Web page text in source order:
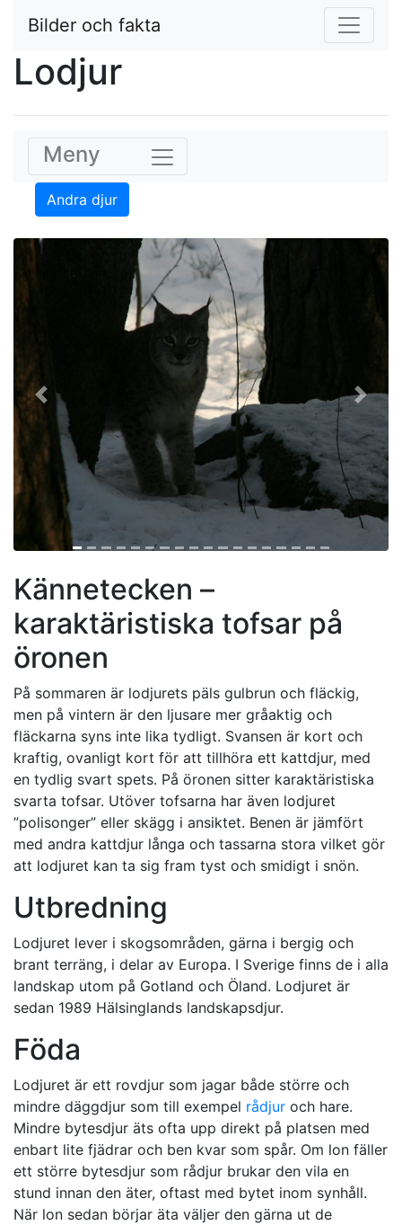
Bilder och fakta
Lodjur
Meny
Andra djur
Kännetecken –
karaktäristiska tofsar på
öronen
På sommaren är lodjurets päls gulbrun och fläckig,
men på vintern är den ljusare mer gråaktig och
fläckarna syns inte lika tydligt. Svansen är kort och
kraftig, ovanligt kort för att tillhöra ett kattdjur, med
en tydlig svart spets. På öronen sitter karaktäristiska
svarta tofsar. Utöver tofsarna har även lodjuret
”polisonger” eller skägg i ansiktet. Benen är jämfört
med andra kattdjur långa och tassarna stora vilket gör
att lodjuret kan ta sig fram tyst och smidigt i snön.
Utbredning
Lodjuret lever i skogsområden, gärna i bergig och
brant terräng, i delar av Europa. I Sverige finns de i alla
landskap utom på Gotland och Öland. Lodjuret är
sedan 1989 Hälsinglands landskapsdjur.
Föda
Lodjuret är ett rovdjur som jagar både större och
mindre däggdjur som till exempel rådjur och hare.
Mindre bytesdjur äts ofta upp direkt på platsen med
enbart lite fjädrar och ben kvar som spår. Om lon fäller
ett större bytesdjur som rådjur brukar den vila en
stund innan den äter, oftast med bytet inom synhåll.
När lon sedan börjar äta väljer den gärna ut de